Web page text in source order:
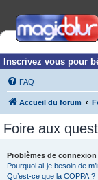
Inscrivez vous pour
FAQ
Accueil du forum
Foire aux
Problèmes de
Pourquoi ai-je besoin de
Qu’est-ce que la COPPA ?